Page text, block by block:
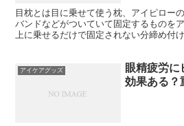
目枕とは目に乗せて使う枕、アイピロー
バンドなどがついていて固定するものを
上に乗せるだけで固定されない分締め付
アイケアグッズ
眼精疲労に
効果ある？